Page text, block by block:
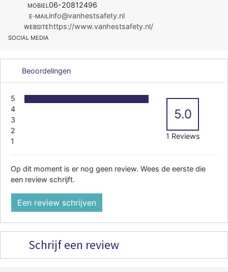
MOBIEL06-20812496
E-MAILinfo@vanhestsafety.nl
WEBSITEhttps://www.vanhestsafety.nl/
SOCIAL MEDIA
Beoordelingen
5
4
3
2
1
5.0
1 Reviews
Op dit moment is er nog geen review. Wees de eerste die
een review schrijft.
Een review schrijven
Schrijf een review